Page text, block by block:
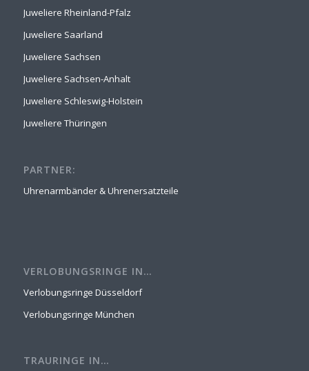
Juweliere Rheinland-Pfalz
Juweliere Saarland
Juweliere Sachsen
Juweliere Sachsen-Anhalt
Juweliere Schleswig-Holstein
Juweliere Thüringen
PARTNER:
Uhrenarmbänder & Uhrenersatzteile
VERLOBUNGSRINGE IN…
Verlobungsringe Düsseldorf
Verlobungsringe München
TRAURINGE IN…